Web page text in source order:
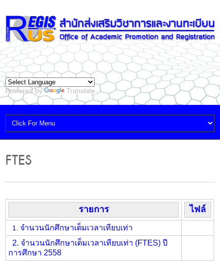
Powered by Translate
FTES
รายการ ไฟล์
1.
จำนวนนักศึกษาเต็มเวลาเทียบเท่า
2. จำนวนนักศึกษาเต็มเวลาเทียบเท่า (FTES) ปี
การศึกษา 2558